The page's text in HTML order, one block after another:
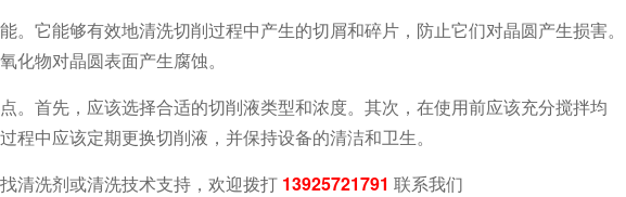
。它能够有效地清洗切削过程中产生的切屑和碎片，防止它们对晶圆产生损害。
化物对晶圆表面产生腐蚀。
。首先，应该选择合适的切削液类型和浓度。其次，在使用前应该充分搅拌均
中应该定期更换切削液，并保持设备的清洁和卫生。
清洗剂或清洗技术支持，欢迎拨打 13925721791 联系我们